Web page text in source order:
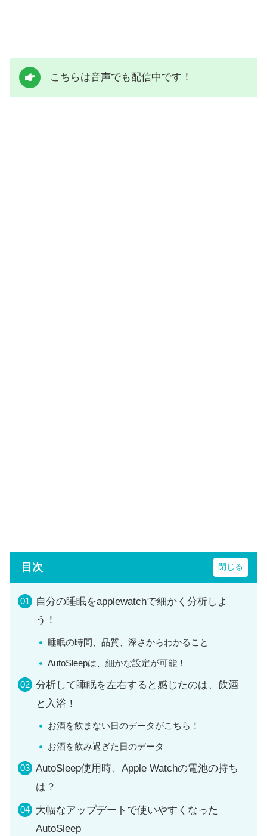
こちらは音声でも配信中です！
目次
自分の睡眠をapplewatchで細かく分析しよ
う！
睡眠の時間、品質、深さからわかること
AutoSleepは、細かな設定が可能！
分析して睡眠を左右すると感じたのは、飲酒
と入浴！
お酒を飲まない日のデータがこちら！
お酒を飲み過ぎた日のデータ
AutoSleep使用時、Apple Watchの電池の持ち
は？
大幅なアップデートで使いやすくなった
AutoSleep